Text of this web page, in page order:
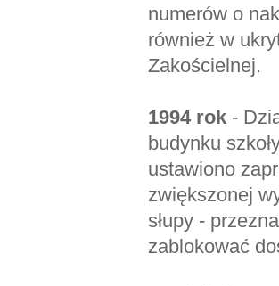
numerów o
również w
Zakościelnej.
1994 rok-
budynku
ustawiono
zwiększonej
słupy -
zablokować